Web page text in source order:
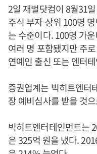
2일 재벌닷컴이 8월31
주식 부자 상위 100명
는 수준이다. 100명 가
여러 명 포함됐지만 주
연예인 출신 또는 엔터
증권업계는 빅히트엔터
장 예비심사를 받을 것
빅히트엔터테인먼트는
은 325억 원을 냈다.